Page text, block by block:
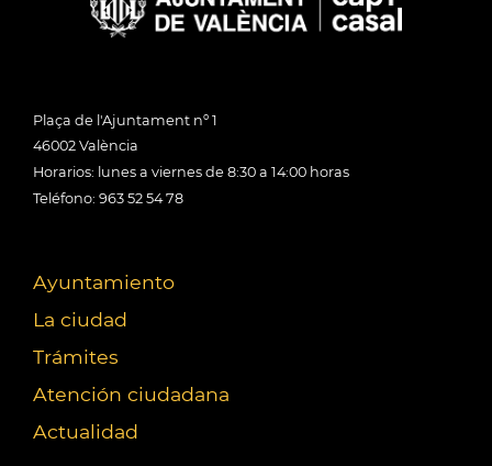
Plaça de l'Ajuntament nº 1
46002 València
Horarios: lunes a viernes de 8:30 a 14:00 horas
Teléfono: 963 52 54 78
Ayuntamiento
La ciudad
Trámites
Atención ciudadana
Actualidad